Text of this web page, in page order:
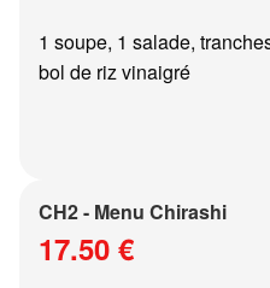
1 soupe, 1 salade,
bol de riz vinaigré
CH2 - Menu Chirashi
17.50 €